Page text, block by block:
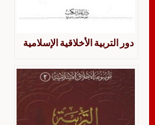
دور التربية الأخلاقية الإسلامية